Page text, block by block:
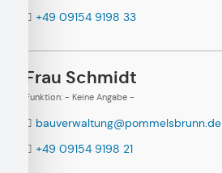
+49 09154 9198 33
Frau Schmidt
Funktion: - Keine Angabe -
bauverwaltung@pommelsbrunn.de
+49 09154 9198 21